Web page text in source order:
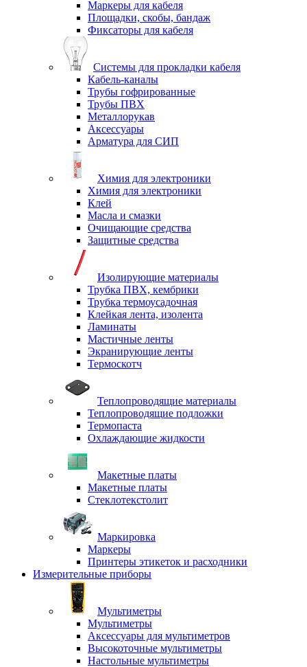
Маркеры для кабеля
Площадки, скобы, бандаж
Фиксаторы для кабеля
Системы для прокладки кабеля
Кабель-каналы
Трубы гофрированные
Трубы ПВХ
Металлорукав
Аксессуары
Арматура для СИП
Химия для электроники
Химия для электроники
Клей
Масла и смазки
Очищающие средства
Защитные средства
Изолирующие материалы
Трубка ПВХ, кембрики
Трубка термоусадочная
Клейкая лента, изолента
Ламинаты
Мастичные ленты
Экранирующие ленты
Термоскотч
Теплопроводящие материалы
Теплопроводящие подложки
Термопаста
Охлаждающие жидкости
Макетные платы
Макетные платы
Стеклотекстолит
Маркировка
Маркеры
Принтеры этикеток и расходники
Измерительные приборы
Мультиметры
Мультиметры
Аксессуары для мультиметров
Высокоточные мультиметры
Настольные мультиметры